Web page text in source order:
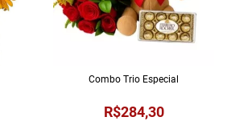
R$284,30
Combo Trio Especial